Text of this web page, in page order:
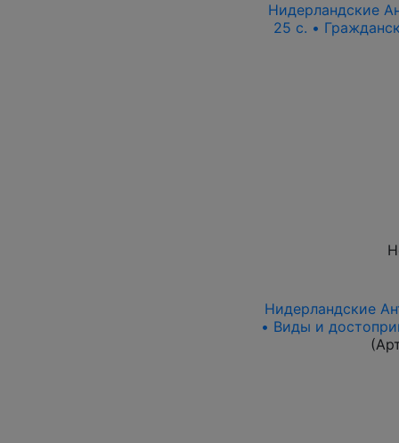
Нидерландские
25 c. •
Нидерландские
• Виды и